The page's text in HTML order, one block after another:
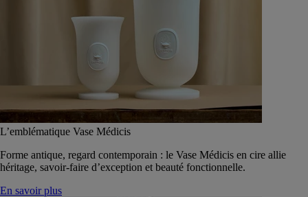
L’emblématique Vase Médicis
Forme antique, regard contemporain : le Vase Médicis en cire allie
héritage, savoir-faire d’exception et beauté fonctionnelle.
En savoir plus